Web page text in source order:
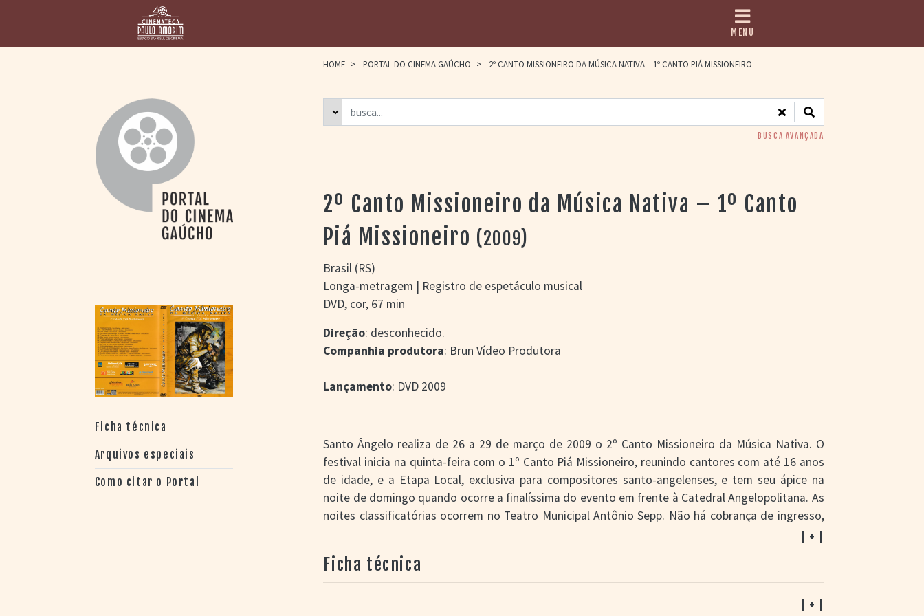
PAULO AMORIM
> HOMENAGEADOS
> ASSOCIAÇÃO DOS
> BIBLIOTECA
ROMEU GRIMALDI
PORTAL DO
CINEMA GAÚCHO
> APRESENTAÇÃO
> BUSCA AVANÇADA
> LISTA DE FILMES
CINEASTAS
> DISCOGRAFIAS
> BIBLIOGRAFIAS
CONTATO E
MENU
HOME > PORTAL DO CINEMA GAÚCHO > 2º CANTO MISSIONEIRO DA MÚSICA NATIVA – 1º CANTO PIÁ MISSIONEIRO
Ficha técnica
Arquivos especiais
Como citar o Portal
BUSCA AVANÇADA
2º Canto Missioneiro da Música Nativa – 1º Canto
Piá Missioneiro (2009)
Brasil (RS)
Longa-metragem | Registro de espetáculo musical
DVD, cor, 67 min
Direção: desconhecido.
Companhia produtora: Brun Vídeo Produtora
Lançamento: DVD 2009
Santo Ângelo realiza de 26 a 29 de março de 2009 o 2º Canto Missioneiro da Música Nativa. O
festival inicia na quinta-feira com o 1º Canto Piá Missioneiro, reunindo cantores com até 16 anos
de idade, e a Etapa Local, exclusiva para compositores santo-angelenses, e tem seu ápice na
noite de domingo quando ocorre a finalíssima do evento em frente à Catedral Angelopolitana. As
noites classificatórias ocorrem no Teatro Municipal Antônio Sepp. Não há cobrança de ingresso,
ficando o público convidado a oferecer um agasalho ou 1kg de alimento não perecível. Na sexta-
feira e no sábado apresentam-se concorrentes na Etapa Geral. Ao todo foram inscritas 693
músicas, sendo selecionadas oito para o Canto Piá, dez para a Etapa Local e 16 para a Etapa
Geral.
O 2º Canto Missioneiro da Música Nativa é promovido pela Prefeitura de Santo Ângelo, através da
| + |
Ficha técnica
| + |